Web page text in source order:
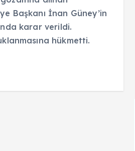
Başkanı İnan Güney’in
karar verildi.
hükmetti.